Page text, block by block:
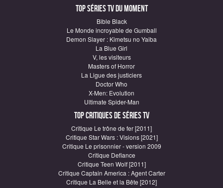
Top Séries TV du moment
Bible Black
Le Monde incroyable de Gumball
Demon Slayer : Kimetsu no Yaiba
La Blue Girl
V, les visiteurs
Masters of Horror
La Ligue des justiciers
Doctor Who
X-Men: Evolution
Ultimate Spider-Man
Top critiques de Séries TV
Critique Le trône de fer [2011]
Critique Star Wars : Visions [2021]
Critique Le prisonnier - version 2009
Critique Defiance
Critique Teen Wolf [2011]
Critique Captain America : Agent Carter
Critique La Belle et la Bête [2012]